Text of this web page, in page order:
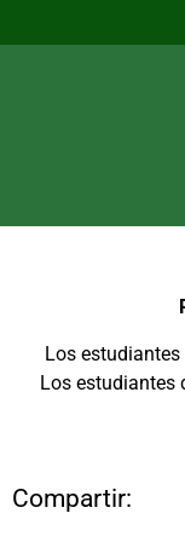
Los
Los estudiantes
Compartir: